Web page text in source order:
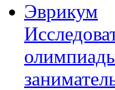
Эврикум